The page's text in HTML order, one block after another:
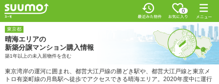
0
東京都
晴海エリアの
新築分譲マンション購入情報
築1年以上の未入居物件を含む
東京湾岸の運河に囲まれ、都営大江戸線の勝どき駅や、都営大江戸線と東京メ
トロ有楽町線の月島駅へ徒歩でアクセスできる晴海エリア。2020年度中に運行